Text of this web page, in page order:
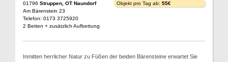
01796 Struppen, OT Naundorf
Am Bärenstein 23
Telefon: 0173 3725920
2 Betten + zusätzlich Aufbettung
Objekt pro Tag ab: 55€
Inmitten herrlicher Natur zu Füßen der beiden Bärensteine erwartet Sie